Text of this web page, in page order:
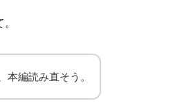
本編読み直そう。